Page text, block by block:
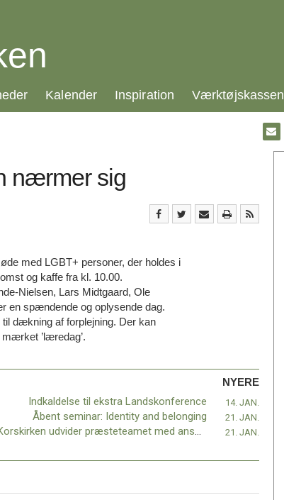
22.0:
Kalender 23.0:
Inspiration 24.0:
Værktøjskassen
Gå
til:
nærmer sig
med LGBT+ personer, der holdes i
og kaffe fra kl. 10.00.
Nielsen, Lars Midtgaard, Ole
en spændende og oplysende dag.
dækning af forplejning. Der kan
’læredag’.
NYERE
Indkaldelse til ekstra Landskonference 14. JAN.
Åbent seminar: Identity and belonging 21. JAN.
Korskirken udvider præsteteamet med ansættelse af Rune Funch 21. JAN.